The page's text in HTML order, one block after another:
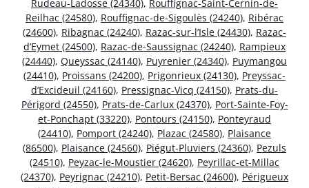
Rudeau-Ladosse (24340), Rouffignac-Saint-Cernin-de-
Reilhac (24580), Rouffignac-de-Sigoulès (24240), Ribérac
(24600), Ribagnac (24240), Razac-sur-l’Isle (24430), Razac-
d’Eymet (24500), Razac-de-Saussignac (24240), Rampieux
(24440), Queyssac (24140), Puyrenier (24340), Puymangou
(24410), Proissans (24200), Prigonrieux (24130), Preyssac-
d’Excideuil (24160), Pressignac-Vicq (24150), Prats-du-
Périgord (24550), Prats-de-Carlux (24370), Port-Sainte-Foy-
et-Ponchapt (33220), Pontours (24150), Ponteyraud
(24410), Pomport (24240), Plazac (24580), Plaisance
(86500), Plaisance (24560), Piégut-Pluviers (24360), Pezuls
(24510), Peyzac-le-Moustier (24620), Peyrillac-et-Millac
(24370), Peyrignac (24210), Petit-Bersac (24600), Périgueux